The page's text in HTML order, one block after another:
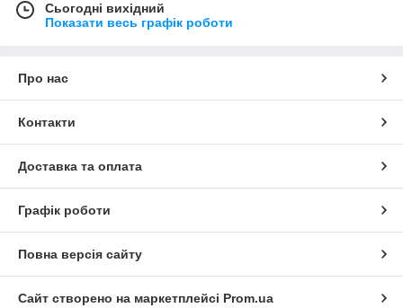
Сьогодні вихідний
Показати весь графік роботи
Про нас
Контакти
Доставка та оплата
Графік роботи
Повна версія сайту
Сайт створено на маркетплейсі Prom.ua